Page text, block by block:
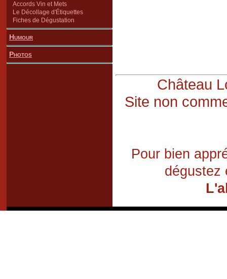
Accords Vin et Mets
Le Décollage d'Étiquettes
Fiches de Dégustation
Humour
Photos
Château
Site non
Pour bien
dégustez